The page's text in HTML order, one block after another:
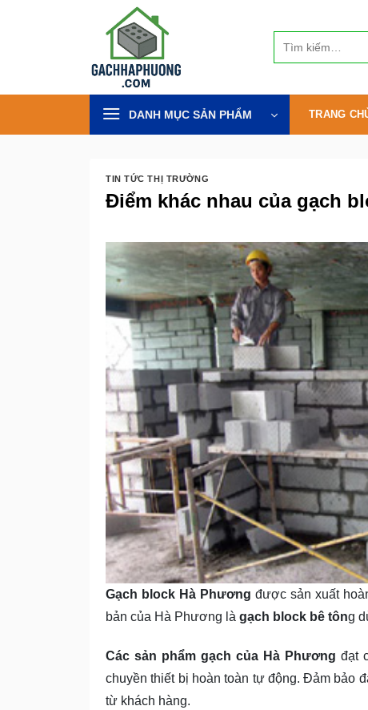
DANH MỤC SẢN PHẨM TRANG
TIN TỨC THỊ TRƯỜNG
Điểm khác nhau của gạch
Gạch block Hà Phương được sản xuất
bản của Hà Phương là gạch block bê tông
Các sản phẩm gạch của Hà Phương đạt
chuyền thiết bị hoàn toàn tự động. Đảm bảo
từ khách hàng.